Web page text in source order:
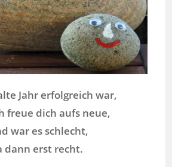
Jahr erfolgreich war,
freue dich aufs neue,
war es schlecht,
dann erst recht.